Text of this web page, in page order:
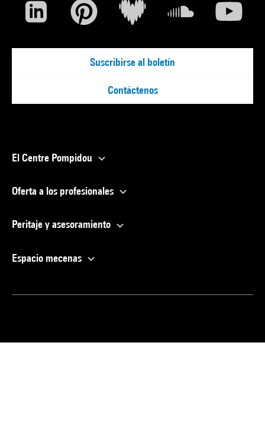
Suscribirse al boletín
Contáctenos
El Centre Pompidou
Oferta a los profesionales
Peritaje y asesoramiento
Espacio mecenas